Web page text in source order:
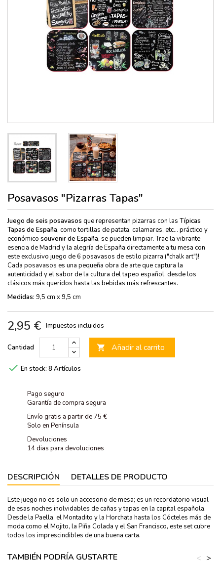
Posavasos "Pizarras Tapas"
Juego de seis posavasos que representan pizarras con las Típicas
Tapas de España, como tortillas de patata, calamares, etc... práctico y
económico souvenir de España, se pueden limpiar. Trae la vibrante
esencia de Madrid y la alegría de España directamente a tu mesa con
este exclusivo juego de 6 posavasos de estilo pizarra ("chalk art")!
Cada posavasos es una pequeña obra de arte que captura la
autenticidad y el sabor de la cultura del tapeo español, desde los
clásicos más queridos hasta las bebidas más refrescantes.
Medidas: 9,5 cm x 9,5 cm
2,95 € Impuestos incluidos
Cantidad  Añadir al carrito
 En stock: 8 Artículos
Pago seguro
Garantía de compra segura
Envío gratis a partir de 75 €
Solo en Península
Devoluciones
14 dias para devoluciones
DESCRIPCIÓN DETALLES DE PRODUCTO
Este juego no es solo un accesorio de mesa; es un recordatorio visual
de esas noches inolvidables de cañas y tapas en la capital española.
Desde la Paella, el Montadito y la Horchata hasta los Cócteles más de
moda como el Mojito, la Piña Colada y el San Francisco, este set cubre
todos los imprescindibles de una buena carta.
TAMBIÉN PODRÍA GUSTARTE >
<